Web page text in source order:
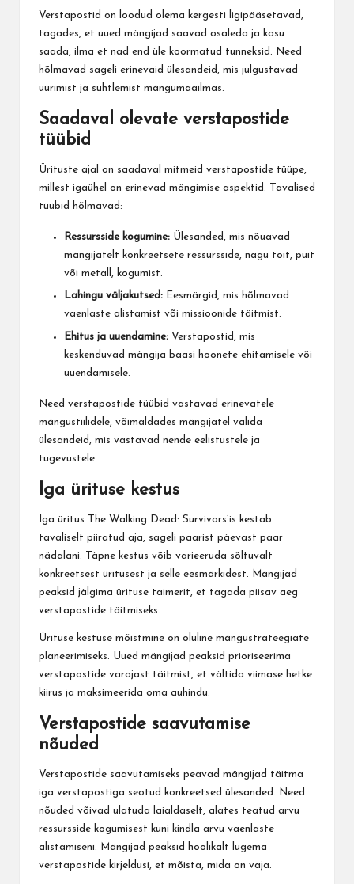
Verstapostid on loodud olema kergesti ligipääsetavad,
tagades, et uued mängijad saavad osaleda ja kasu
saada, ilma et nad end üle koormatud tunneksid. Need
hõlmavad sageli erinevaid ülesandeid, mis julgustavad
uurimist ja suhtlemist mängumaailmas.
Saadaval olevate verstapostide
tüübid
Ürituste ajal on saadaval mitmeid verstapostide tüüpe,
millest igaühel on erinevad mängimise aspektid. Tavalised
tüübid hõlmavad:
Ressursside kogumine: Ülesanded, mis nõuavad
mängijatelt konkreetsete ressursside, nagu toit, puit
või metall, kogumist.
Lahingu väljakutsed: Eesmärgid, mis hõlmavad
vaenlaste alistamist või missioonide täitmist.
Ehitus ja uuendamine: Verstapostid, mis
keskenduvad mängija baasi hoonete ehitamisele või
uuendamisele.
Need verstapostide tüübid vastavad erinevatele
mängustiilidele, võimaldades mängijatel valida
ülesandeid, mis vastavad nende eelistustele ja
tugevustele.
Iga ürituse kestus
Iga üritus The Walking Dead: Survivors’is kestab
tavaliselt piiratud aja, sageli paarist päevast paar
nädalani. Täpne kestus võib varieeruda sõltuvalt
konkreetsest üritusest ja selle eesmärkidest. Mängijad
peaksid jälgima ürituse taimerit, et tagada piisav aeg
verstapostide täitmiseks.
Ürituse kestuse mõistmine on oluline mängustrateegiate
planeerimiseks. Uued mängijad peaksid prioriseerima
verstapostide varajast täitmist, et vältida viimase hetke
kiirus ja maksimeerida oma auhindu.
Verstapostide saavutamise
nõuded
Verstapostide saavutamiseks peavad mängijad täitma
iga verstapostiga seotud konkreetsed ülesanded. Need
nõuded võivad ulatuda laialdaselt, alates teatud arvu
ressursside kogumisest kuni kindla arvu vaenlaste
alistamiseni. Mängijad peaksid hoolikalt lugema
verstapostide kirjeldusi, et mõista, mida on vaja.